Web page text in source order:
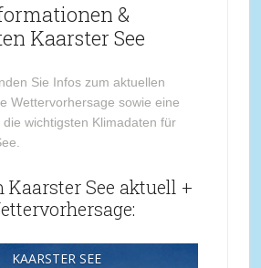
&
Kaarster See
Sie Infos zum aktuellen
Wettervorhersage sowie eine
wichtigsten Klimadaten für
Kaarster See aktuell +
KAARSTER SEE